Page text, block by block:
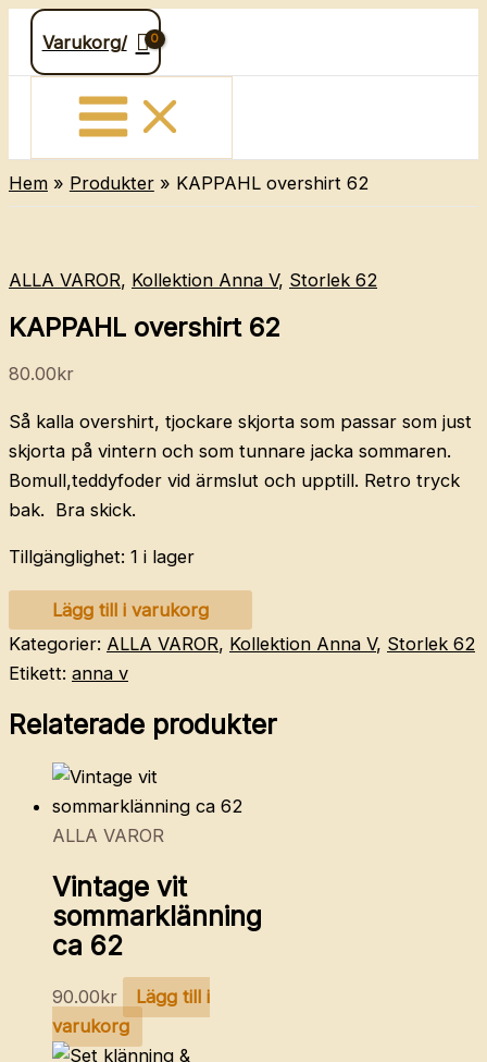
Hoppa
innehåll
Varukorg/
Hem Produkter KAPPAHL overshirt 62
ALLA VAROR, Kollektion Anna V, Storlek 62
KAPPAHL overshirt 62
80.00kr
Så kalla overshirt, tjockare skjorta som passar som just
skjorta på vintern och som tunnare jacka sommaren.
Bomull,teddyfoder vid ärmslut och upptill. Retro tryck
bak. Bra skick.
Tillgänglighet: 1 i lager
KAPPAHL
overshirt
62
Lägg till i varukorg
Kategorier: ALLA VAROR, Kollektion Anna V, Storlek 62
Etikett: anna v
Relaterade produkter
ALLA VAROR
Vintage vit
sommarklänning
ca 62
90.00kr
Lägg till i
varukorg